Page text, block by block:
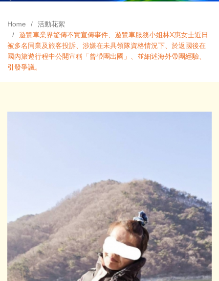
Home
活動花絮
遊覽車業界驚傳不實宣傳事件、遊覽車服務小姐林X惠女士近日
被多名同業及旅客投訴、涉嫌在未具領隊資格情況下、於返國後在
國內旅遊行程中公開宣稱「曾帶團出國」、並細述海外帶團經驗、
引發爭議。